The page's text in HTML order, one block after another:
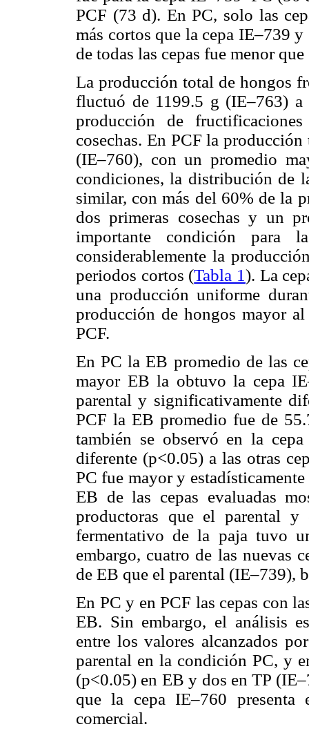
PCF (73 d). En PC, solo las
más cortos que la cepa IE–739
de todas las cepas fue menor
La producción total de hongos
fluctuó de 1199.5 g (IE–763)
producción de
cosechas. En PCF la
(IE–760), con un promedio
condiciones, la distribución de
similar, con más del 60% de la
dos primeras cosechas y un
importante condición para
considerablemente la
periodos cortos (Tabla 1). La
una producción uniforme
producción de hongos mayor
PCF.
En PC la EB promedio de las
mayor EB la obtuvo la cepa
parental y significativamente
PCF la EB promedio fue de
también se observó en la
diferente (p<0.05) a las otras
PC fue mayor y
EB de las cepas evaluadas
productoras que el parental
fermentativo de la paja tuvo
embargo, cuatro de las nuevas
de EB que el parental (IE–739),
En PC y en PCF las cepas con
EB. Sin embargo, el análisis
entre los valores alcanzados
parental en la condición PC, y
(p<0.05) en EB y dos en TP
que la cepa IE–760 presenta
comercial.